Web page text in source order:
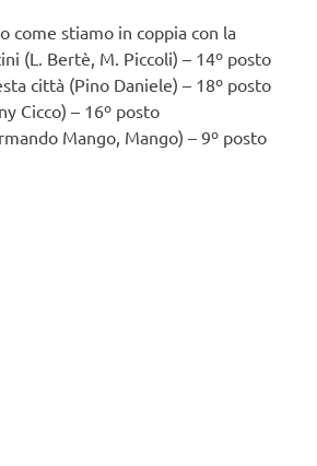
come stiamo in coppia con la
(L. Bertè, M. Piccoli) – 14º posto
città (Pino Daniele) – 18º posto
Cicco) – 16º posto
Mango, Mango) – 9º posto